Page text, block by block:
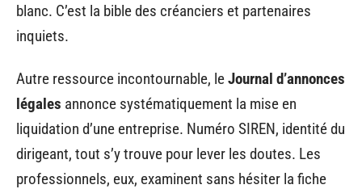
blanc. C’est la bible des créanciers et partenaires
inquiets.
Autre ressource incontournable, leJournal d’annonces
légales annonce systématiquement la mise en
liquidation d’une entreprise. Numéro SIREN, identité du
dirigeant, tout s’y trouve pour lever les doutes. Les
professionnels, eux, examinent sans hésiter la fiche